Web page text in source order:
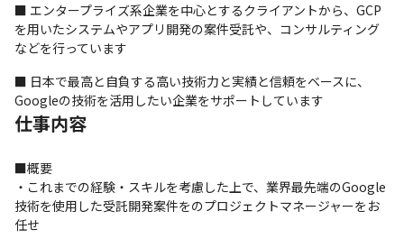
■ エンタープライズ系企業を中心とするクライアントから、GCP
を用いたシステムやアプリ開発の案件受託や、コンサルティング
などを行っています
■ 日本で最高と自負する高い技術力と実績と信頼をベースに、
Googleの技術を活用したい企業をサポートしています
仕事内容
■概要
・これまでの経験・スキルを考慮した上で、業界最先端のGoogle
技術を使用した受託開発案件をのプロジェクトマネージャーをお
任せ